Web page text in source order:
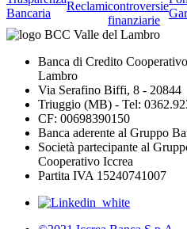
Bancaria
Reclamicontroversie
finanziarie
Banca di Credito
Lambro
Via Serafino Biffi, 8 - 20844
Triuggio (MB) - Tel:
CF: 00698390150
Banca aderente al Gruppo
Società partecipante al
Cooperativo Iccrea
Partita IVA 15240741007